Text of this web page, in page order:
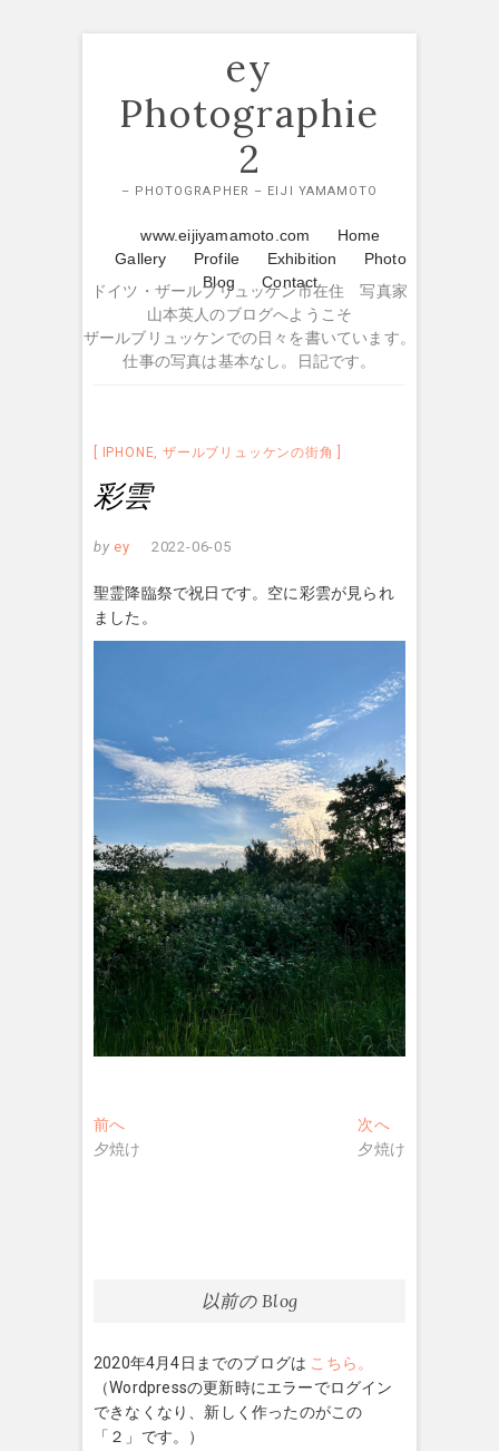
ey
Photographie
2
– PHOTOGRAPHER – EIJI YAMAMOTO
www.eijiyamamoto.com
Home
Gallery
Profile Exhibition
Photo
Blog
Contact
ドイツ・ザールブリュッケン市在住 写真家
山本英人のブログへようこそ
ザールブリュッケンでの日々を書いています。
仕事の写真は基本なし。日記です。
IPHONE,ザールブリュッケンの街角
彩雲
by ey 2022-06-05
聖霊降臨祭で祝日です。空に彩雲が見られ
ました。
投
稿
ョ
ン
前へ過
去
夕焼け
次へ次
の
夕焼け
以前の Blog
2020年4月4日までのブログは こちら。
（Wordpressの更新時にエラーでログイン
できなくなり、新しく作ったのがこの
「２」です。）